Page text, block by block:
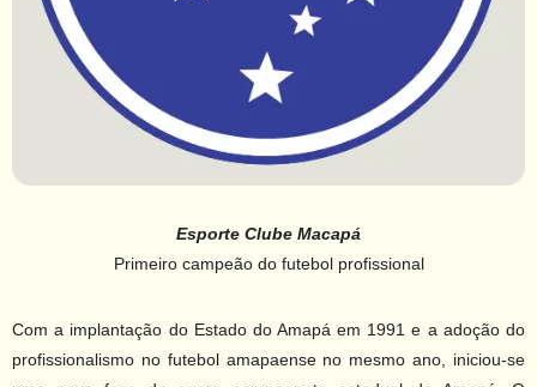
Esporte Clube Macapá
Primeiro campeão do futebol profissional
Com a implantação do Estado do Amapá em 1991 e a adoção do
profissionalismo no futebol amapaense no mesmo ano, iniciou-se